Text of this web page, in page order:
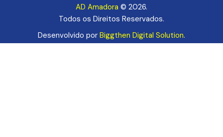
AD Amadora © 2026.
Todos os Direitos Reservados.
Desenvolvido por Biggthen Digital Solution.